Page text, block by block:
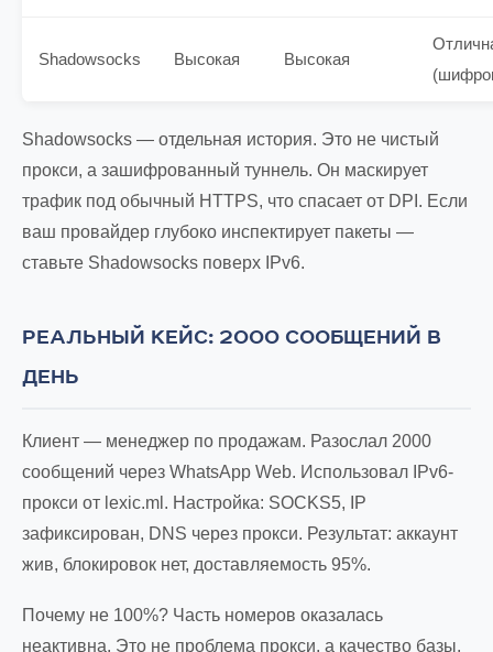
Shadowsocks Высокая Высокая
Shadowsocks — отдельная история. Это не чистый
прокси, а зашифрованный туннель. Он маскирует
трафик под обычный HTTPS, что спасает от DPI. Если
ваш провайдер глубоко инспектирует пакеты —
ставьте Shadowsocks поверх IPv6.
РЕАЛЬНЫЙ КЕЙС: 2000 СООБЩЕНИЙ В
ДЕНЬ
Клиент — менеджер по продажам. Разослал 2000
сообщений через WhatsApp Web. Использовал IPv6-
прокси от lexic.ml. Настройка: SOCKS5, IP
зафиксирован, DNS через прокси. Результат: аккаунт
жив, блокировок нет, доставляемость 95%.
Почему не 100%? Часть номеров оказалась
неактивна. Это не проблема прокси, а качество базы.